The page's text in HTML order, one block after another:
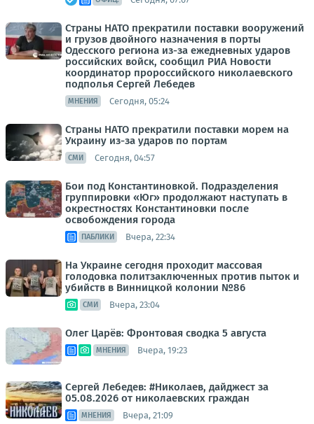
Страны НАТО прекратили поставки вооружений
и грузов двойного назначения в порты
Одесского региона из-за ежедневных ударов
российских войск, сообщил РИА Новости
координатор пророссийского николаевского
подполья Сергей Лебедев
МНЕНИЯ Сегодня, 05:24
Страны НАТО прекратили поставки морем на
Украину из-за ударов по портам
СМИ Сегодня, 04:57
Бои под Константиновкой. Подразделения
группировки «Юг» продолжают наступать в
окрестностях Константиновки после
освобождения города
ПАБЛИКИ Вчера, 22:34
На Украине сегодня проходит массовая
голодовка политзаключенных против пыток и
убийств в Винницкой колонии №86
СМИ Вчера, 23:04
Олег Царёв: Фронтовая сводка 5 августа
МНЕНИЯ Вчера, 19:23
Сергей Лебедев: #Николаев, дайджест за
05.08.2026 от николаевских граждан
МНЕНИЯ Вчера, 21:09